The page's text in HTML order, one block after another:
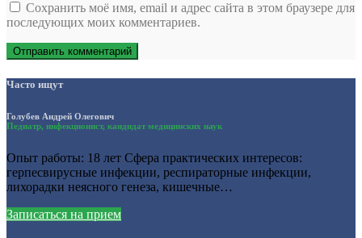
Сохранить моё имя, email и адрес сайта в этом браузере для
последующих моих комментариев.
Часто ищут
Голубев Андрей Олегович
Педиатр, инфекционист, кандидат медицинских наук
Опыт работы: 18 лет Сфера практических интересов:
герпесвирусные инфекции, респираторные инфекции,
лихорадки неясного генеза, кишечные…
Записаться на прием